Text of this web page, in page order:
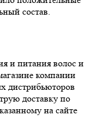
состав.
и питания волос и
компании
дистрибьюторов
доставку по
на сайте